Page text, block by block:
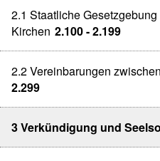
2.1 Staatliche
Kirchen 2.100 - 2.199
2.2 Vereinbarungen
2.299
3 Verkündigung und